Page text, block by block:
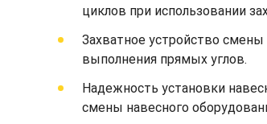
циклов при использовании
Захватное устройство
выполнения прямых углов.
Надежность установки
смены навесного